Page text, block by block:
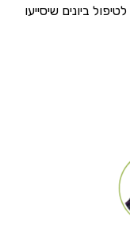
לטיפול ביונים שיסייעו